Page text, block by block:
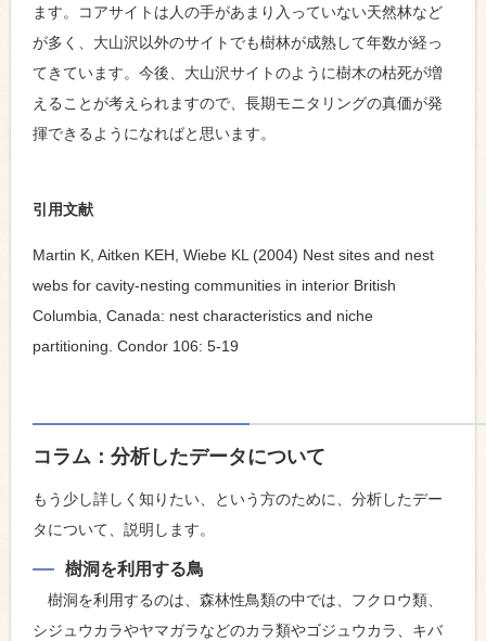
ます。コアサイトは人の手があまり入っていない天然林など
が多く、大山沢以外のサイトでも樹林が成熟して年数が経っ
てきています。今後、大山沢サイトのように樹木の枯死が増
えることが考えられますので、長期モニタリングの真価が発
揮できるようになればと思います。
引用文献
Martin K, Aitken KEH, Wiebe KL (2004) Nest sites and nest
webs for cavity-nesting communities in interior British
Columbia, Canada: nest characteristics and niche
partitioning. Condor 106: 5-19
コラム：分析したデータについて
もう少し詳しく知りたい、という方のために、分析したデー
タについて、説明します。
樹洞を利用する鳥
樹洞を利用するのは、森林性鳥類の中では、フクロウ類、
シジュウカラやヤマガラなどのカラ類やゴジュウカラ、キバ